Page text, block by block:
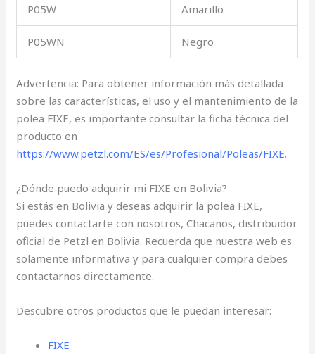
P05W Amarillo
P05WN Negro
Advertencia: Para obtener información más detallada
sobre las características, el uso y el mantenimiento de la
polea FIXE, es importante consultar la ficha técnica del
producto en
https://www.petzl.com/ES/es/Profesional/Poleas/FIXE.
¿Dónde puedo adquirir mi FIXE en Bolivia?
Si estás en Bolivia y deseas adquirir la polea FIXE,
puedes contactarte con nosotros, Chacanos, distribuidor
oficial de Petzl en Bolivia. Recuerda que nuestra web es
solamente informativa y para cualquier compra debes
contactarnos directamente.
Descubre otros productos que le puedan interesar:
FIXE